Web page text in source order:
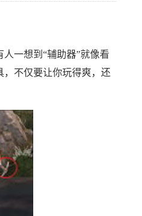
一想到“辅助器”就像看
，不仅要让你玩得爽，还